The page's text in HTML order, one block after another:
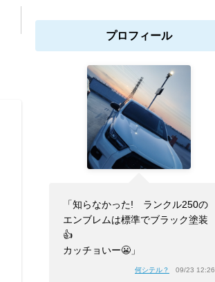
プロフィール
「知らなかった! ランクル250の
エンブレムは標準でブラック塗装
👍
カッチョいー😬」
何シテル？ 09/23 12:26